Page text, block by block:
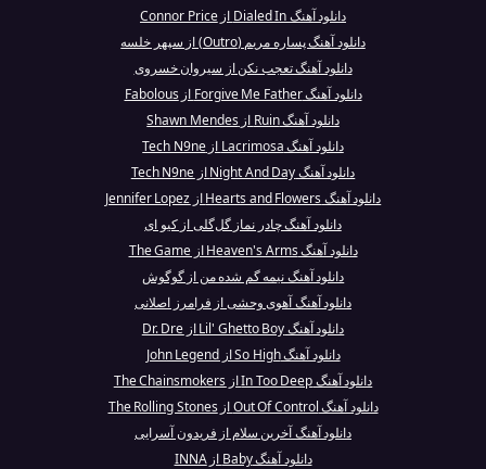
دانلود آهنگ Dialed In از Connor Price
دانلود آهنگ پساره مریم (Outro) از سپهر خلسه
دانلود آهنگ تعجب نکن از سیروان خسروی
دانلود آهنگ Forgive Me Father از Fabolous
دانلود آهنگ Ruin از Shawn Mendes
دانلود آهنگ Lacrimosa از Tech N9ne
دانلود آهنگ Night And Day از Tech N9ne
دانلود آهنگ Hearts and Flowers از Jennifer Lopez
دانلود آهنگ چادر نماز گل‌گلی از کیو ای
دانلود آهنگ Heaven's Arms از The Game
دانلود آهنگ نیمه گم شده من از گوگوش
دانلود آهنگ آهوی وحشی از فرامرز اصلانی
دانلود آهنگ Lil' Ghetto Boy از Dr. Dre
دانلود آهنگ So High از John Legend
دانلود آهنگ In Too Deep از The Chainsmokers
دانلود آهنگ Out Of Control از The Rolling Stones
دانلود آهنگ آخرین سلام از فریدون آسرایی
دانلود آهنگ Baby از INNA